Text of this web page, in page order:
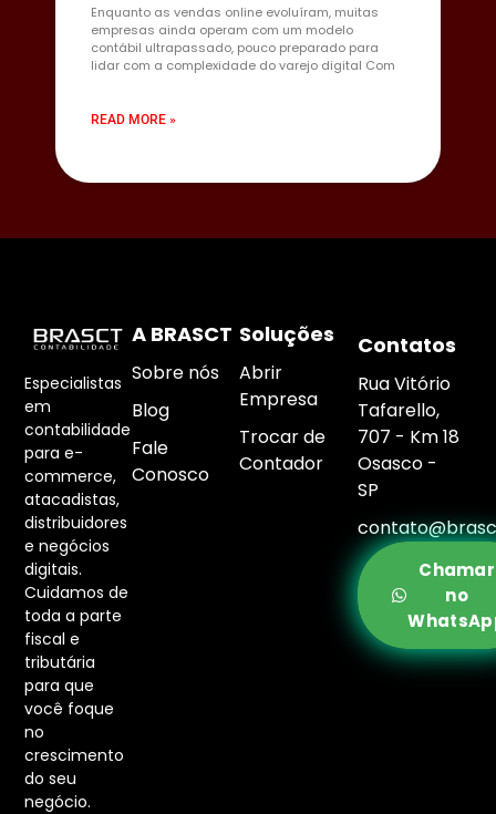
Enquanto as vendas online evoluíram, muitas
empresas ainda operam com um modelo
contábil ultrapassado, pouco preparado para
lidar com a complexidade do varejo digital Com
READ MORE »
Especialistas
em
contabilidade
para e-
commerce,
atacadistas,
distribuidores
e negócios
digitais.
Cuidamos de
toda a parte
fiscal e
tributária
para que
você foque
no
crescimento
do seu
negócio.
A BRASCT
Sobre nós
Blog
Fale
Conosco
Soluções
Abrir
Empresa
Trocar de
Contador
Contatos
Rua Vitório
Tafarello,
707 - Km 18
Osasco -
SP
Chamar
no